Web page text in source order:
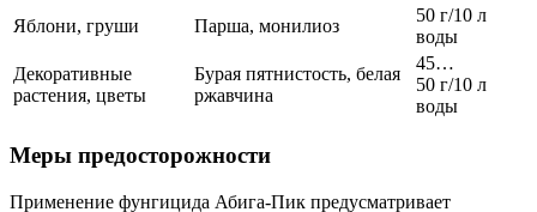
Яблони, груши
Парша, монилиоз
50 г/10 л
воды
Декоративные
растения, цветы
Бурая пятнистость, белая
ржавчина
45…
50 г/10 л
воды
Меры предосторожности
Применение фунгицида Абига-Пик предусматривает